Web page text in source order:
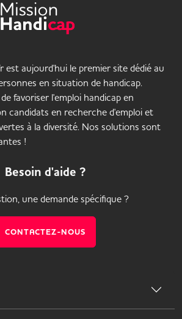
est aujourd'hui le premier site dédié au
en situation de handicap.
favoriser l'emploi handicap en
candidats en recherche d'emploi et
à la diversité. Nos solutions sont
!
Besoin d'aide ?
une demande spécifique ?
CONTACTEZ-NOUS